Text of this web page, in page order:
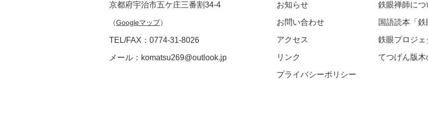
京都府宇治市五ケ庄三番割34-4
（Googleマップ）
TEL/FAX：0774-31-8026
メール： komatsu269@outlook.jp
お知らせ
お問い合わせ
アクセス
リンク
​プライバシーポリシー
鉄眼禅師につ
国語読本「鉄
鉄眼プロジェ
てつげん版木